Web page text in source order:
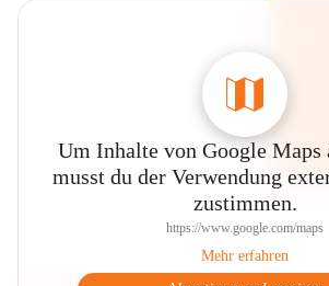
Um Inhalte von Google Maps
musst du der Verwendung
zustimmen.
https://www.google.com/maps
Mehr erfahren